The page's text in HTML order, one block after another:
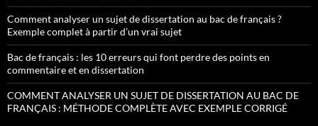
Comment analyser un sujet de dissertation au bac de français ?
Exemple complet à partir d’un vrai sujet
Bac de français : les 10 erreurs qui font perdre des points en
commentaire et en dissertation
COMMENT ANALYSER UN SUJET DE DISSERTATION AU BAC DE
FRANÇAIS : MÉTHODE COMPLÈTE AVEC EXEMPLE CORRIGÉ